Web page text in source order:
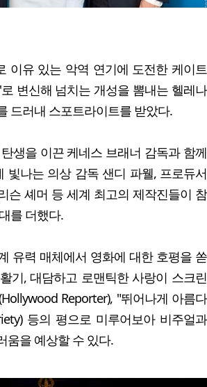
이유 있는 악역 연기에 도전한 케이트
변신해 넘치는 개성을 뽐내는 헬레나
드러내 스포트라이트를 받았다.
생을 이끈 케네스 브래너 감독과 함께
빛나는 의상 감독 샌디 파웰, 프로듀서
슨 셰머 등 세계 최고의 제작진들이 참
를 더했다.
유력 매체에서 영화에 대한 호평을 쏟
기, 대담하고 로맨틱한 사랑이 스크린
Reporter), "뛰어나게 아름다
등의 평으로 미루어보아 비주얼과
움을 예상할 수 있다.